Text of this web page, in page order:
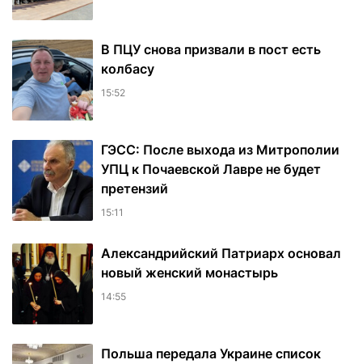
В ПЦУ снова призвали в пост есть
колбасу
15:52
ГЭСС: После выхода из Митрополии
УПЦ к Почаевской Лавре не будет
претензий
15:11
Александрийский Патриарх основал
новый женский монастырь
14:55
Польша передала Украине список